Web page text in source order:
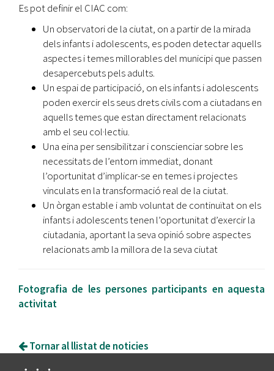
Es pot definir el CIAC com:
Un observatori de la ciutat, on a partir de la mirada
dels infants i adolescents, es poden detectar aquells
aspectes i temes millorables del municipi que passen
desapercebuts pels adults.
Un espai de participació, on els infants i adolescents
poden exercir els seus drets civils com a ciutadans en
aquells temes que estan directament relacionats
amb el seu col·lectiu.
Una eina per sensibilitzar i conscienciar sobre les
necessitats de l’entorn immediat, donant
l’oportunitat d’implicar-se en temes i projectes
vinculats en la transformació real de la ciutat.
Un òrgan estable i amb voluntat de continuïtat on els
infants i adolescents tenen l’oportunitat d’exercir la
ciutadania, aportant la seva opinió sobre aspectes
relacionats amb la millora de la seva ciutat
Fotografia de les persones participants en aquesta
activitat
Tornar al llistat de noticies